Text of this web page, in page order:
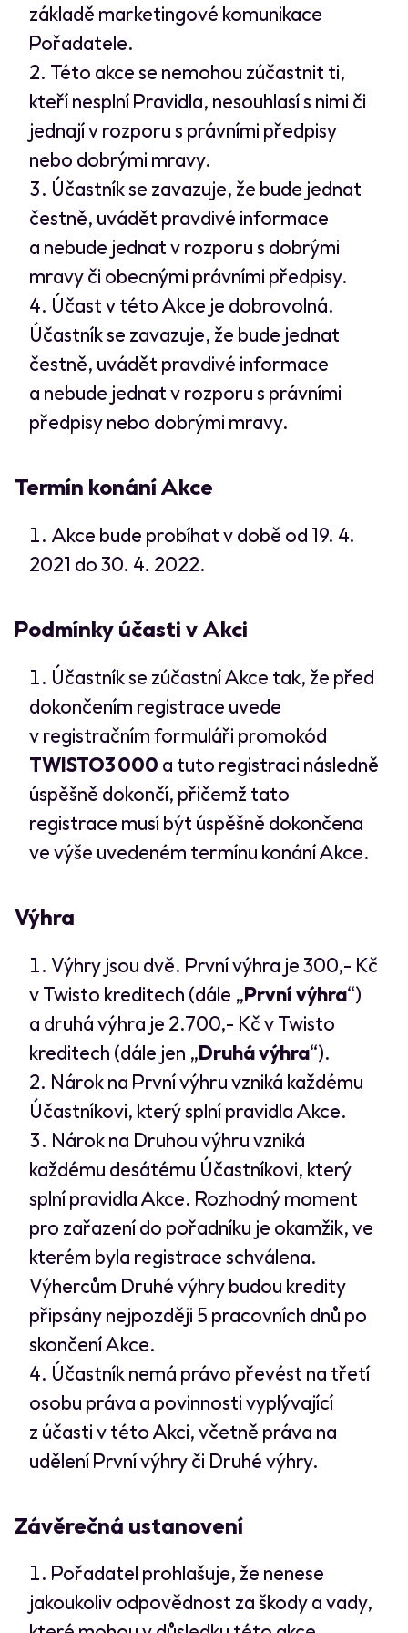
základě marketingové komunikace
Pořadatele.
Této akce se nemohou zúčastnit ti,
kteří nesplní Pravidla, nesouhlasí s nimi či
jednají v rozporu s právními předpisy
nebo dobrými mravy.
Účastník se zavazuje, že bude jednat
čestně, uvádět pravdivé informace
a nebude jednat v rozporu s dobrými
mravy či obecnými právními předpisy.
Účast v této Akce je dobrovolná.
Účastník se zavazuje, že bude jednat
čestně, uvádět pravdivé informace
a nebude jednat v rozporu s právními
předpisy nebo dobrými mravy.
Termín konání Akce
Akce bude probíhat v době od 19. 4.
2021 do 30. 4. 2022.
Podmínky účasti v Akci
Účastník se zúčastní Akce tak, že před
dokončením registrace uvede
v registračním formuláři promokód
TWISTO3 000 a tuto registraci následně
úspěšně dokončí, přičemž tato
registrace musí být úspěšně dokončena
ve výše uvedeném termínu konání Akce.
Výhra
Výhry jsou dvě. První výhra je 300,- Kč
v Twisto kreditech (dále „První výhra“)
a druhá výhra je 2.700,- Kč v Twisto
kreditech (dále jen „Druhá výhra“).
Nárok na První výhru vzniká každému
Účastníkovi, který splní pravidla Akce.
Nárok na Druhou výhru vzniká
každému desátému Účastníkovi, který
splní pravidla Akce. Rozhodný moment
pro zařazení do pořadníku je okamžik, ve
kterém byla registrace schválena.
Výhercům Druhé výhry budou kredity
připsány nejpozději 5 pracovních dnů po
skončení Akce.
Účastník nemá právo převést na třetí
osobu práva a povinnosti vyplývající
z účasti v této Akci, včetně práva na
udělení První výhry či Druhé výhry.
Závěrečná ustanovení
Pořadatel prohlašuje, že nenese
jakoukoliv odpovědnost za škody a vady,